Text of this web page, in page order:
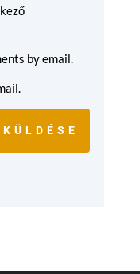
by email.